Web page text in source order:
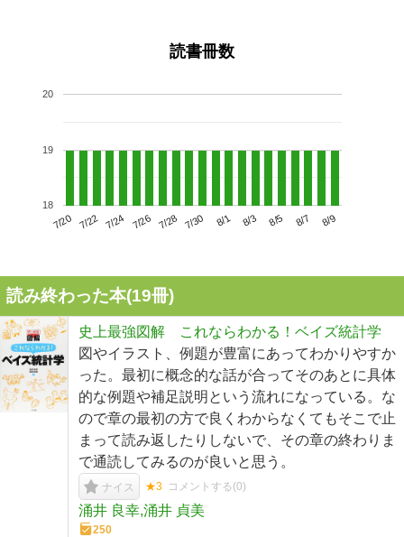
読書冊数
7/20 7/22 7/24 7/26 7/28 7/30 8/1 8/3 8/5 8/7 8/9
18
19
20
読み終わった本(19冊)
史上最強図解 これならわかる！ベイズ統計学
図やイラスト、例題が豊富にあってわかりやすか
った。最初に概念的な話が合ってそのあとに具体
的な例題や補足説明という流れになっている。な
ので章の最初の方で良くわからなくてもそこで止
まって読み返したりしないで、その章の終わりま
で通読してみるのが良いと思う。
ナイス ★3 コメントする(0)
涌井 良幸,涌井 貞美
250